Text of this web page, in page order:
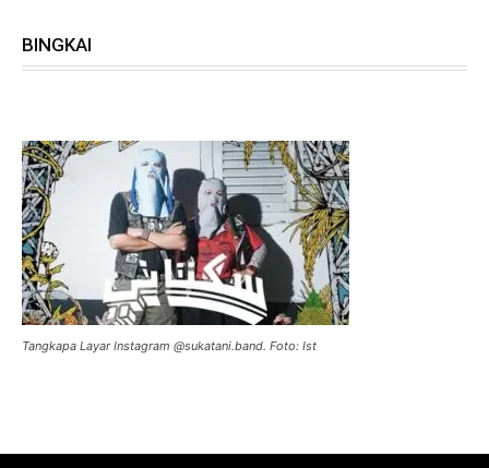
BINGKAI
Tangkapa Layar Instagram @sukatani.band. Foto: Ist